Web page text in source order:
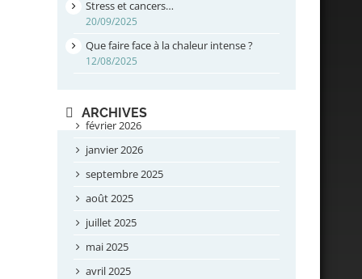
Stress et cancers…
20/09/2025
Que faire face à la chaleur intense ?
12/08/2025
ARCHIVES
février 2026
janvier 2026
septembre 2025
août 2025
juillet 2025
mai 2025
avril 2025